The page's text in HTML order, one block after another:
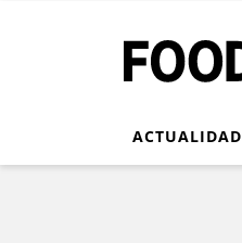
ACTUALIDAD